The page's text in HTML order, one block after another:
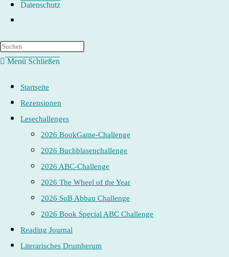
Datenschutz
umschalten
Menü Schließen
Startseite
Rezensionen
Lesechallenges
2026 BookGame-Challenge
2026 Buchblasenchallenge
2026 ABC-Challenge
2026 The Wheel of the Year
2026 SuB Abbau Challenge
2026 Book Special ABC Challenge
Reading Journal
Literarisches Drumherum